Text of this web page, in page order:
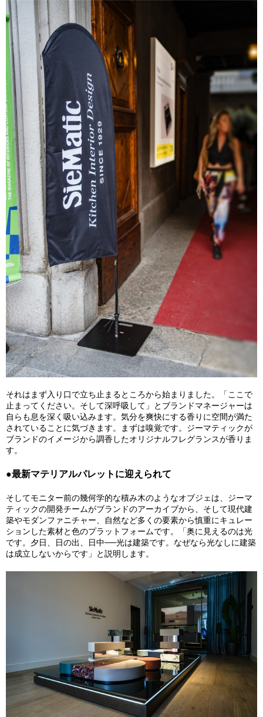
それはまず入り口で立ち止まるところから始まりました。「ここで
止まってください。そして深呼吸して」とブランドマネージャーは
自らも息を深く吸い込みます。気分を爽快にする香りに空間が満た
されていることに気づきます。まずは嗅覚です。ジーマティックが
ブランドのイメージから調香したオリジナルフレグランスが香りま
す。
●最新マテリアルパレットに迎えられて
そしてモニター前の幾何学的な積み木のようなオブジェは、ジーマ
ティックの開発チームがブランドのアーカイブから、そして現代建
築やモダンファニチャー、自然など多くの要素から慎重にキュレー
ションした素材と色のプラットフォームです。「奥に見えるのは光
です。夕日、日の出、日中──光は建築です。なぜなら光なしに建築
は成立しないからです」と説明します。